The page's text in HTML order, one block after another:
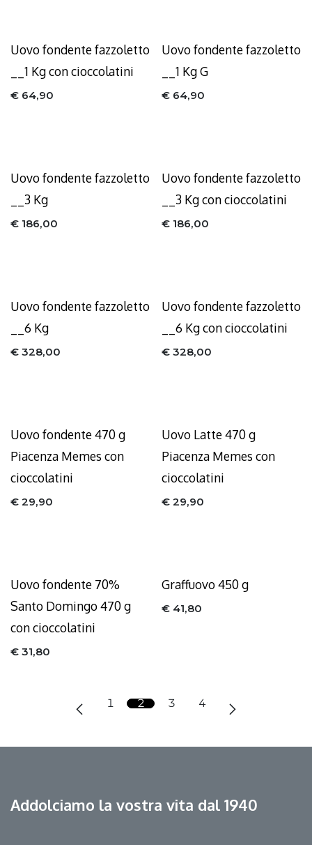
Uovo fondente fazzoletto
__1 Kg con cioccolatini
€ 64,90
Uovo fondente fazzoletto
__1 Kg G
€ 64,90
Uovo fondente fazzoletto
__3 Kg
€ 186,00
Uovo fondente fazzoletto
__3 Kg con cioccolatini
€ 186,00
Uovo fondente fazzoletto
__6 Kg
€ 328,00
Uovo fondente fazzoletto
__6 Kg con cioccolatini
€ 328,00
Uovo fondente 470 g
Piacenza Memes con
cioccolatini
€ 29,90
Uovo Latte 470 g
Piacenza Memes con
cioccolatini
€ 29,90
Uovo fondente 70%
Santo Domingo 470 g
con cioccolatini
€ 31,80
Graffuovo 450 g
€ 41,80
1 2 3 4
Addolciamo la vostra vita dal 1940